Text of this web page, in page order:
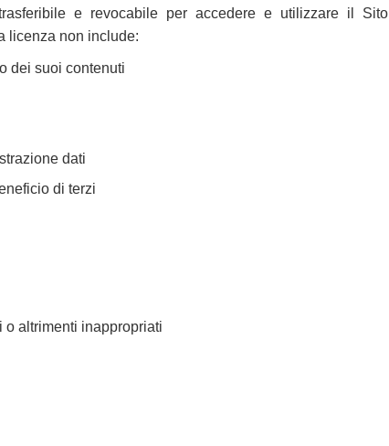
e revocabile per accedere e utilizzare il Sito
licenza non include:
dei suoi contenuti
dati
di terzi
o altrimenti inappropriati